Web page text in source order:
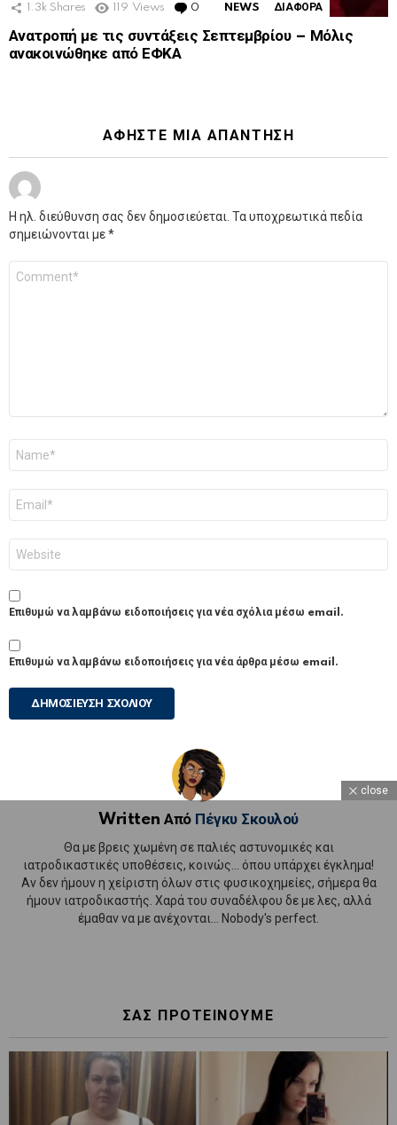
1.3k Shares 119 Views 0 Comments
NEWS ΔΙΑΦΟΡΑ
Ανατροπή με τις συντάξεις Σεπτεμβρίου – Μόλις
ανακοινώθηκε από ΕΦΚΑ
ΑΦΉΣΤΕ ΜΙΑ ΑΠΆΝΤΗΣΗ
Η ηλ. διεύθυνση σας δεν δημοσιεύεται. Τα υποχρεωτικά πεδία
σημειώνονται με*
Επιθυμώ να λαμβάνω ειδοποιήσεις για νέα σχόλια μέσω email.
Επιθυμώ να λαμβάνω ειδοποιήσεις για νέα άρθρα μέσω email.
Written Από Πέγκυ Σκουλού
Θα με βρεις χωμένη σε παλιές αστυνομικές και
ιατροδικαστικές υποθέσεις, κοινώς... όπου υπάρχει έγκλημα!
Αν δεν ήμουν η χείριστη όλων στις φυσικοχημείες, σήμερα θα
ήμουν ιατροδικαστής. Χαρά του συναδέλφου δε με λες, αλλά
έμαθαν να με ανέχονται... Nobody's perfect.
ΣΑΣ ΠΡΟΤΕΙΝΟΥΜΕ
close